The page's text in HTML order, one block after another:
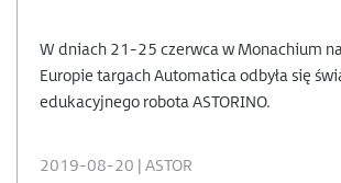
W dniach 21-25 czerwca w Monachium
Europie targach Automatica odbyła się
edukacyjnego robota ASTORINO.
2019-08-20 | ASTOR